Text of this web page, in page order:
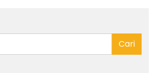
Cari